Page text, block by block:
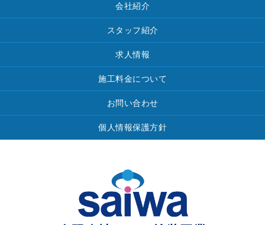
会社紹介
スタッフ紹介
求人情報
施工料金について
お問い合わせ
個人情報保護方針